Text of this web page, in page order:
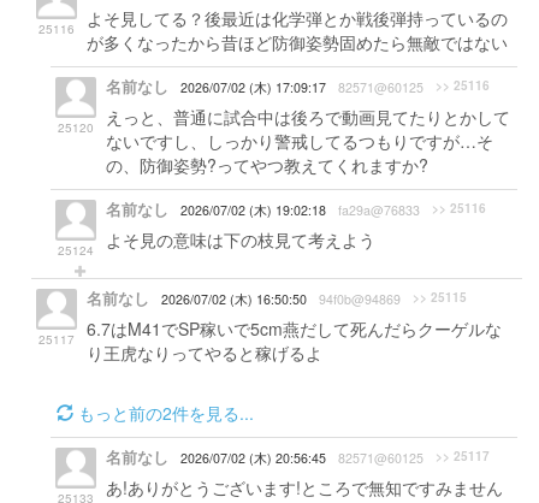
25116
よそ見してる？後最近は化学弾とか戦後弾持っているの
が多くなったから昔ほど防御姿勢固めたら無敵ではない
25120
名前なし 2026/07/02 (木) 17:09:17 82571@60125 >> 25116
えっと、普通に試合中は後ろで動画見てたりとかして
ないですし、しっかり警戒してるつもりですが…そ
の、防御姿勢?ってやつ教えてくれますか?
25124
名前なし 2026/07/02 (木) 19:02:18 fa29a@76833 >> 25116
よそ見の意味は下の枝見て考えよう
25117
名前なし 2026/07/02 (木) 16:50:50 94f0b@94869 >> 25115
6.7はM41でSP稼いで5cm燕だして死んだらクーゲルな
り王虎なりってやると稼げるよ
もっと前の2件を見る...
25133
名前なし 2026/07/02 (木) 20:56:45 82571@60125 >> 25117
あ!ありがとうございます!ところで無知ですみません